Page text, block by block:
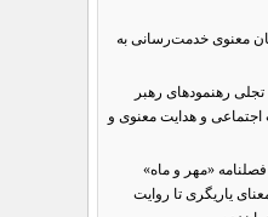
معنوی خدمت‌رسانی به
رهنمودهای رهبر
اجتماعی و هدایت معنوی و
«مهر و ماه»
یاریگری تا روایت